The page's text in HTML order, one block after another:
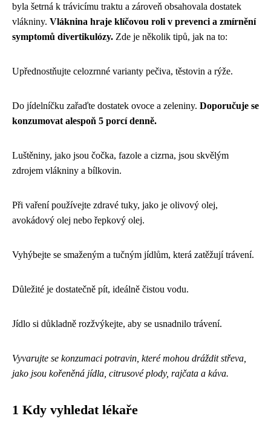
byla šetrná k trávicímu traktu a zároveň obsahovala dostatek
vlákniny. Vláknina hraje klíčovou roli v prevenci a zmírnění
symptomů divertikulózy. Zde je několik tipů, jak na to:
Upřednostňujte celozrnné varianty pečiva, těstovin a rýže.
Do jídelníčku zařaďte dostatek ovoce a zeleniny. Doporučuje se
konzumovat alespoň 5 porcí denně.
Luštěniny, jako jsou čočka, fazole a cizrna, jsou skvělým
zdrojem vlákniny a bílkovin.
Při vaření používejte zdravé tuky, jako je olivový olej,
avokádový olej nebo řepkový olej.
Vyhýbejte se smaženým a tučným jídlům, která zatěžují trávení.
Důležité je dostatečně pít, ideálně čistou vodu.
Jídlo si důkladně rozžvýkejte, aby se usnadnilo trávení.
Vyvarujte se konzumaci potravin, které mohou dráždit střeva,
jako jsou kořeněná jídla, citrusové plody, rajčata a káva.
1 Kdy vyhledat lékaře